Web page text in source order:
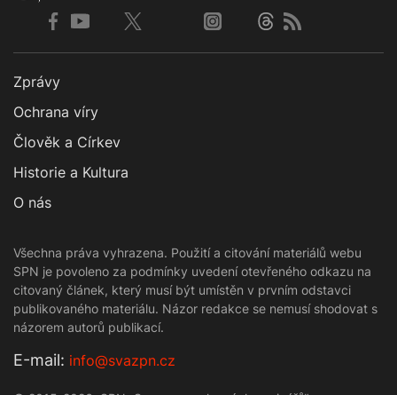
Zprávy
Ochrana víry
Člověk a Církev
Historie a Kultura
O nás
Všechna práva vyhrazena. Použití a citování materiálů webu
SPN je povoleno za podmínky uvedení otevřeného odkazu na
citovaný článek, který musí být umístěn v prvním odstavci
publikovaného materiálu. Názor redakce se nemusí shodovat s
názorem autorů publikací.
Е-mail: info@svazpn.cz